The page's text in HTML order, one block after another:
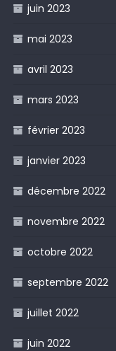
juin 2023
mai 2023
avril 2023
mars 2023
février 2023
janvier 2023
décembre 2022
novembre 2022
octobre 2022
septembre 2022
juillet 2022
juin 2022